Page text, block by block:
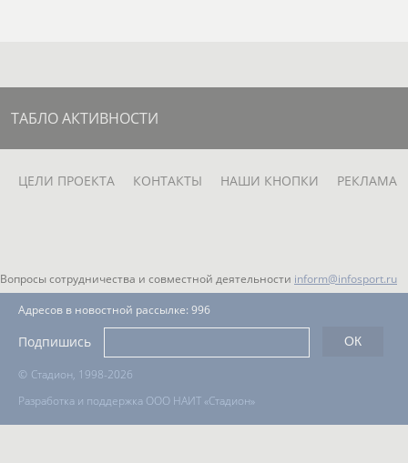
ТАБЛО АКТИВНОСТИ
ЦЕЛИ ПРОЕКТА КОНТАКТЫ НАШИ КНОПКИ РЕКЛАМА
Вопросы сотрудничества и совместной деятельности inform@infosport.ru
© Стадион, 1998-2026
Разработка и поддержка ООО НАИТ «Стадион»
Адресов в новостной рассылке: 996
Подпишись
КУРБАНАЛИЕВ
ШЕГУРОВА
ТАЛЬСКИЙ
Алексей
Кристина
ЯСИНСКАЯ
ТАНДЕЛОВ